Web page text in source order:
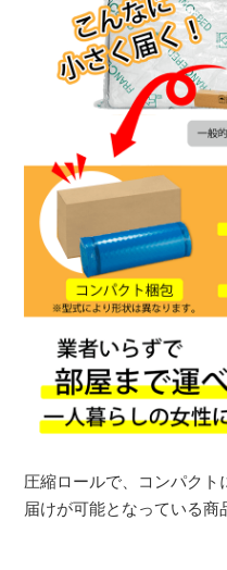
圧縮ロールで、コンパク
届けが可能となっている商